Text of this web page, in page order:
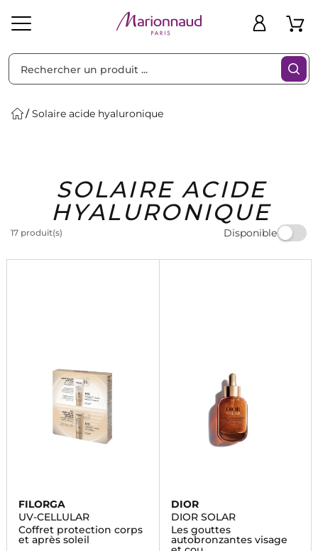
Solaire Homme Marques Idées
Cadeaux
Bons
Plans
Solaire acide hyaluronique
SOLAIRE ACIDE
HYALURONIQUE
17 produit(s) Disponible
Filtres
FILORGA
UV-CELLULAR
Coffret protection corps
et après soleil
DIOR
DIOR SOLAR
Les gouttes
autobronzantes visage